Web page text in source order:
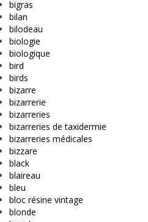
bigras
bilan
bilodeau
biologie
biologique
bird
birds
bizarre
bizarrerie
bizarreries
bizarreries de taxidermie
bizarreries médicales
bizzare
black
blaireau
bleu
bloc résine vintage
blonde